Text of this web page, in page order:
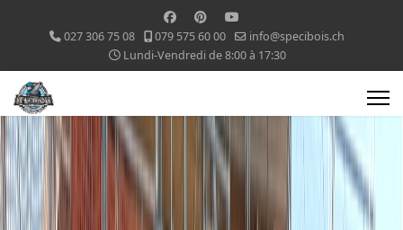
027 306 75 08 079 575 60 00
info@specibois.ch
Lundi-Vendredi de 8:00 à 17:30